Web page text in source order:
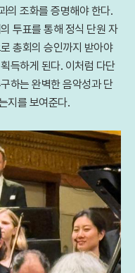
의 조화를 증명해야 한다.
투표를 통해 정식 단원 자
총회의 승인까지 받아야
득하게 된다. 이처럼 다단
하는 완벽한 음악성과 단
지를 보여준다.